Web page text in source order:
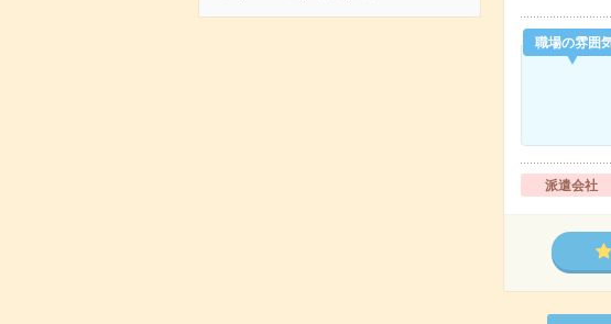
職場の雰囲
派遣会社